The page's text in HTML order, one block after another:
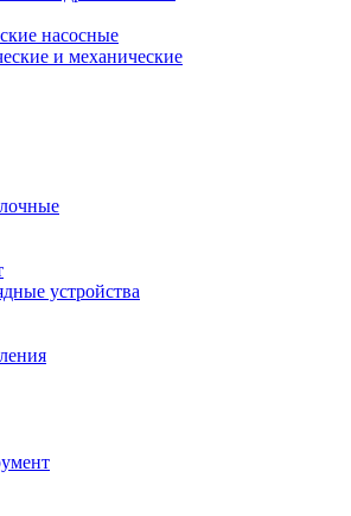
насосные
и механические
устройства